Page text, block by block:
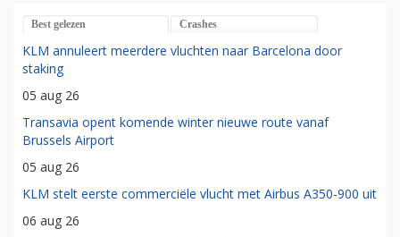
Best gelezen Crashes
KLM annuleert meerdere vluchten naar Barcelona door
staking
05 aug 26
Transavia opent komende winter nieuwe route vanaf
Brussels Airport
05 aug 26
KLM stelt eerste commerciële vlucht met Airbus A350-900 uit
06 aug 26